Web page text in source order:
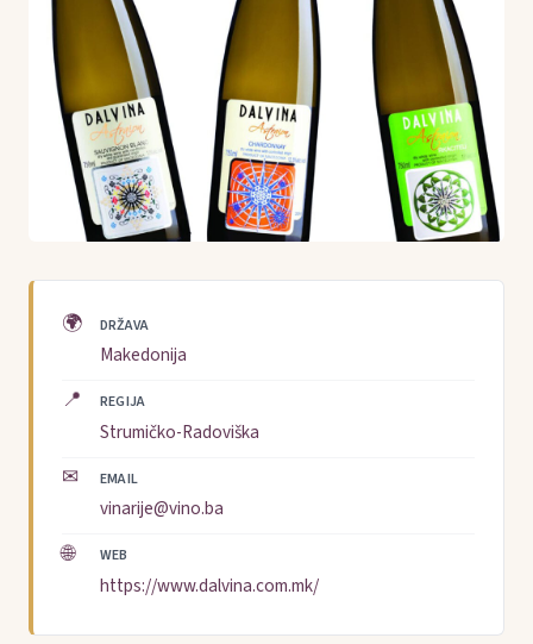
🌍 DRŽAVA
Makedonija
📍 REGIJA
Strumičko-Radoviška
✉ EMAIL
vinarije@vino.ba
🌐 WEB
https://www.dalvina.com.mk/